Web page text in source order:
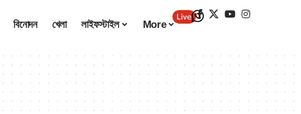
বিনোদন খেলা লাইফস্টাইল More